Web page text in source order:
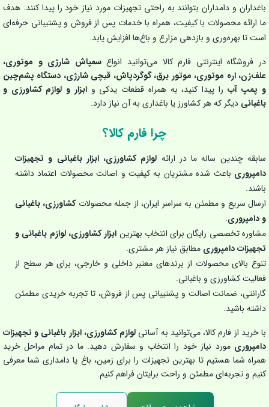
باغداران و دامداران بتوانند به راحتی تجهیزات مورد نیاز خود را پیدا کنند. هدف
ما ارائه محصولات با کیفیت، همراه با خدمات پس از فروش و پشتیبانی حرفه‌ای
است تا بهره‌وری و بازدهی مزارع و باغ‌ها افزایش یابد.
در فروشگاه اینترنتی فارم کالا می‌توانید انواعسمپاش شارژی و موتوری،
علف‌زن، اره موتوری، موتور برق، گوگردپاش، قیچی شارژی، دستگاه پشم‌چین
و پمپ آب را پیدا کنید، به همراه قطعات یدکی وابزار و لوازم کشاورزی و
باغبانی دیگر که هر کشاورز یا باغداری به آن نیاز دارد.
چرا فارم کالا؟
سابقه چندین ساله ما در ارائه لوازم کشاورزی، ابزار باغبانی و تجهیزات
دامپروری باعث شده مشتریان به کیفیت و اصالت محصولات اعتماد داشته
باشند.
ارسال سریع و مطمئن به سراسر ایران، از جمله محصولاتکشاورزی، باغبانی
و دامپروری.
مشاوره تخصصی رایگان برای انتخاب بهترین ابزار کشاورزی، لوازم باغبانی و
تجهیزات دامپروری مطابق نیاز هر مشتری.
تنوع بالای محصولات از برندهای معتبر داخلی و خارجی، برای هر سطح از
فعالیت کشاورزی و باغبانی.
گارانتی، ضمانت اصالت و پشتیبانی پس از فروش، تا تجربه خریدی مطمئن
داشته باشید.
با خرید از فارم کالا، می‌توانید به آسانی لوازم کشاورزی، ابزار باغبانی و تجهیزات
دامپروری مورد نیاز خود را انتخاب و سفارش دهید. ما در تمام مراحل خرید
همراه شما هستیم تا بهترین تجهیزات را برای زمین، باغ یا دامداری شما معرفی
کنیم و تجربه‌ای مطمئن و راحت برایتان فراهم کنیم.